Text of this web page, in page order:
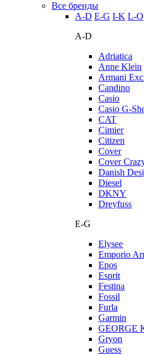
Все бренды
A-D E-G I-K L-O
A-D
Adriatica
Anne Klein
Armani
Candino
Casio
Casio G-
CAT
Cimier
Citizen
Cover
Cover
Danish
Diesel
DKNY
Dreyfuss
E-G
Elysee
Emporio
Epos
Esprit
Festina
Fossil
Furla
Garmin
GEORGE
Gryon
Guess